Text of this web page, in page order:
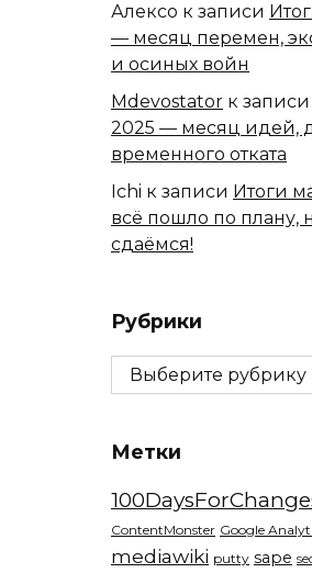
Алексо к записи
— месяц перемен,
и осиных войн
Mdevostator к записи
2025 — месяц идей,
временного отката
Ichi к записи Итоги
всё пошло по плану,
сдаёмся!
Рубрики
Рубрики
Метки
ContentMonster Google
mediawiki putty sape